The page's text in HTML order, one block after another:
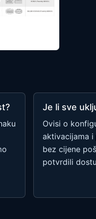
Je li sve
Ovisi o
aktivacijama i
bez cijene
potvrdili